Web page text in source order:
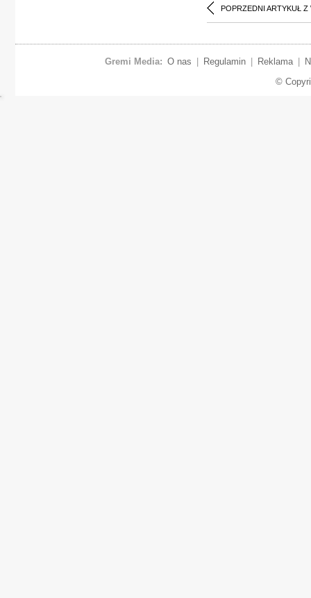
POPRZEDNI ARTYKUŁ Z
Gremi Media: O nas Regulamin Reklama
©